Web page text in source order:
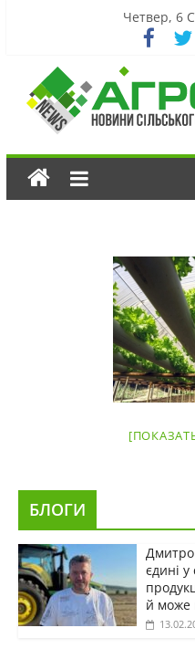
Четвер, 6
БЛОГИ
Дмитро
єдині у
й може